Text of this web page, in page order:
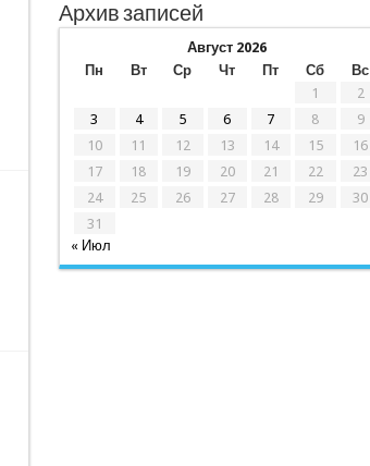
Архив записей
Август 2026
Пн
Вт Ср Чт Пт Сб
Вс
1
2
3
4 5 6 7 8
9
10
11 12 13 14 15
16
17
18 19 20 21 22
23
24
25 26 27 28 29
30
31
« Июл